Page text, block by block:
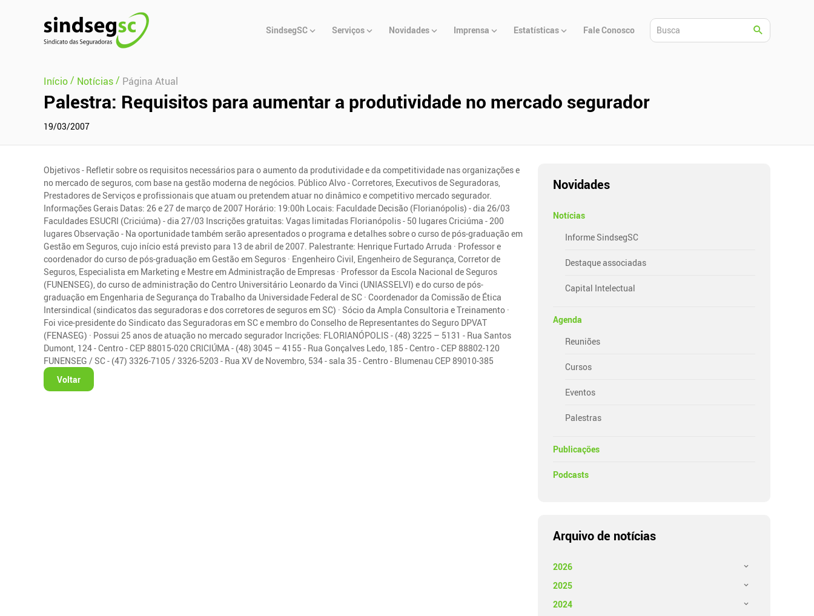
Principal
SindsegSC Serviços Novidades Imprensa Estatísticas Fale Conosco
Início/ Notícias/ Página Atual
Palestra: Requisitos para aumentar a produtividade no mercado segurador
19/03/2007
Objetivos - Refletir sobre os requisitos necessários para o aumento da produtividade e da competitividade nas organizações e
no mercado de seguros, com base na gestão moderna de negócios. Público Alvo - Corretores, Executivos de Seguradoras,
Prestadores de Serviços e profissionais que atuam ou pretendem atuar no dinâmico e competitivo mercado segurador.
Informações Gerais Datas: 26 e 27 de março de 2007 Horário: 19:00h Locais: Faculdade Decisão (Florianópolis) - dia 26/03
Faculdades ESUCRI (Criciúma) - dia 27/03 Inscrições gratuitas: Vagas limitadas Florianópolis - 50 lugares Criciúma - 200
lugares Observação - Na oportunidade também serão apresentados o programa e detalhes sobre o curso de pós-graduação em
Gestão em Seguros, cujo início está previsto para 13 de abril de 2007. Palestrante: Henrique Furtado Arruda · Professor e
coordenador do curso de pós-graduação em Gestão em Seguros · Engenheiro Civil, Engenheiro de Segurança, Corretor de
Seguros, Especialista em Marketing e Mestre em Administração de Empresas · Professor da Escola Nacional de Seguros
(FUNENSEG), do curso de administração do Centro Universitário Leonardo da Vinci (UNIASSELVI) e do curso de pós-
graduação em Engenharia de Segurança do Trabalho da Universidade Federal de SC · Coordenador da Comissão de Ética
Intersindical (sindicatos das seguradoras e dos corretores de seguros em SC) · Sócio da Ampla Consultoria e Treinamento ·
Foi vice-presidente do Sindicato das Seguradoras em SC e membro do Conselho de Representantes do Seguro DPVAT
(FENASEG) · Possui 25 anos de atuação no mercado segurador Incrições: FLORIANÓPOLIS - (48) 3225 – 5131 - Rua Santos
Dumont, 124 - Centro - CEP 88015-020 CRICIÚMA - (48) 3045 – 4155 - Rua Gonçalves Ledo, 185 - Centro - CEP 88802-120
FUNENSEG / SC - (47) 3326-7105 / 3326-5203 - Rua XV de Novembro, 534 - sala 35 - Centro - Blumenau CEP 89010-385
Voltar
Novidades
Notícias
Informe SindsegSC
Destaque associadas
Capital Intelectual
Agenda
Reuniões
Cursos
Eventos
Palestras
Publicações
Podcasts
Arquivo de notícias
2026
2025
2024